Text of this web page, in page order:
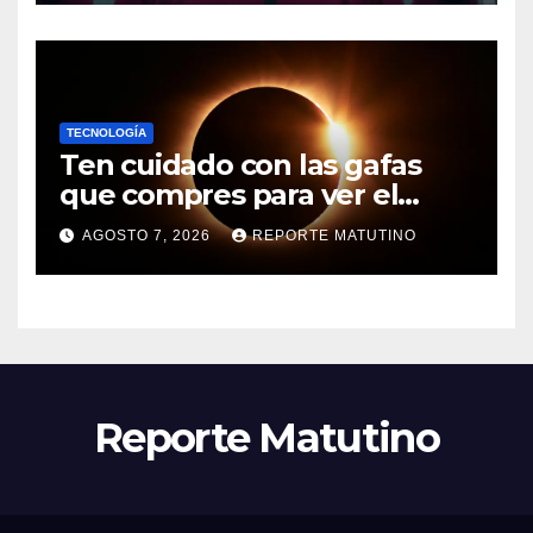
TECNOLOGÍA
Ten cuidado con las gafas
que compres para ver el
eclipse, no todas sirven y las
consecuencias pueden ser
muy graves
AGOSTO 7, 2026 REPORTE MATUTINO
Reporte Matutino